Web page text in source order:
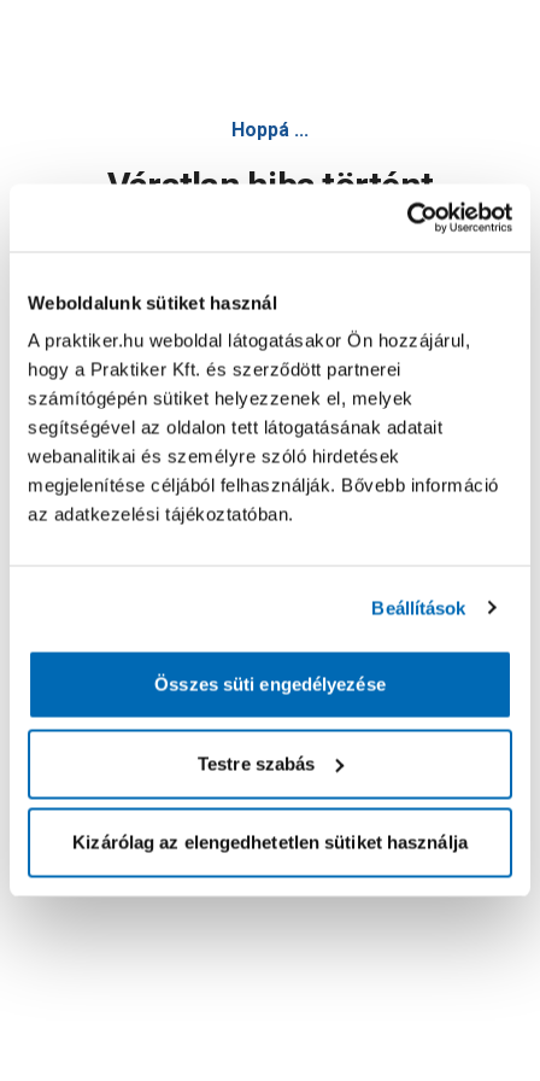
Weboldalunk sütiket használ
A praktiker.hu weboldal látogatásakor Ön hozzájárul,
hogy a Praktiker Kft. és szerződött partnerei
számítógépén sütiket helyezzenek el, melyek
segítségével az oldalon tett látogatásának adatait
webanalitikai és személyre szóló hirdetések
megjelenítése céljából felhasználják. Bővebb információ
az adatkezelési tájékoztatóban.
Beállítások
Összes süti engedélyezése
Testre szabás
Kizárólag az elengedhetetlen sütiket használja
Hoppá ...
Váratlan hiba történt
Oldal újratöltése